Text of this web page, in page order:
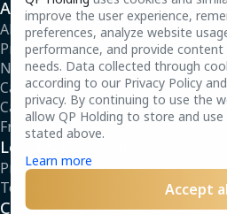
About Us
About
Projects
News
Careers
Capability Profile
Frequently Asked Questions
Legal & Regulations
Privacy Policy
Terms
Contact
improve the user experience,
preferences, analyze website
performance, and provide
needs. Data collected through
according to our Privacy Policy
privacy. By continuing to use the
allow QP Holding to store and
stated above.
Learn more
Accept